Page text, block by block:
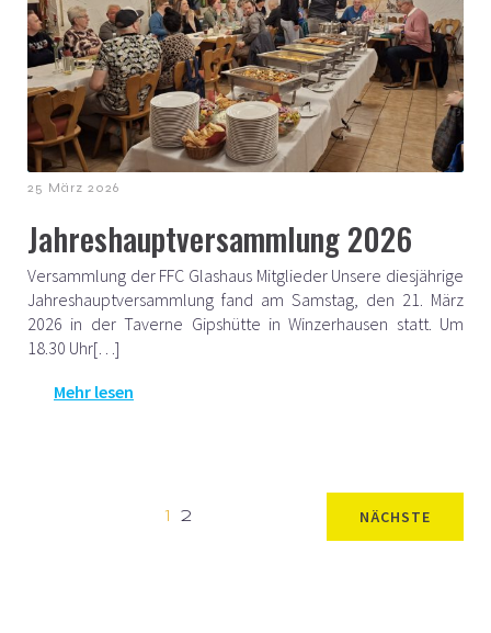
25 März 2026
Jahreshauptversammlung 2026
Versammlung der FFC Glashaus Mitglieder Unsere diesjährige
Jahreshauptversammlung fand am Samstag, den 21. März
2026 in der Taverne Gipshütte in Winzerhausen statt. Um
18.30 Uhr[…]
Mehr lesen
1 2 NÄCHSTE